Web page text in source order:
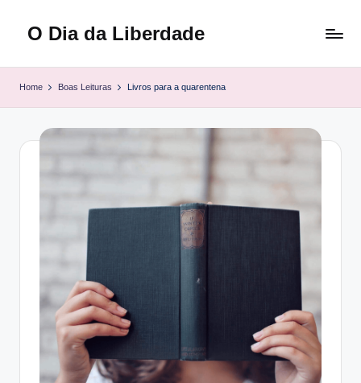
O Dia da Liberdade
Home Boas Leituras Livros para a quarentena